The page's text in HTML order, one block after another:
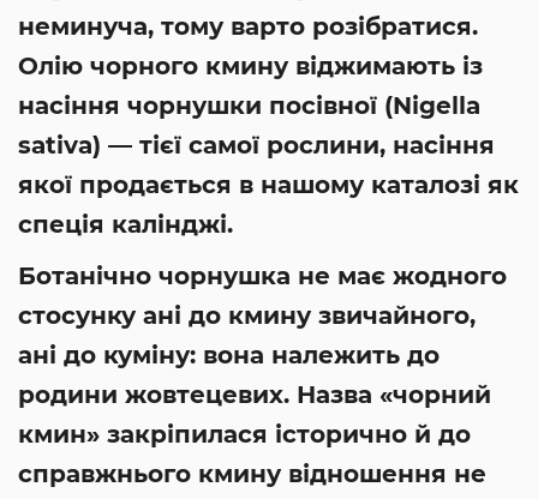
неминуча, тому варто розібратися.
Олію чорного кмину віджимають із
насіння чорнушки посівної (Nigella
sativa) — тієї самої рослини, насіння
якої продається в нашому каталозі як
спеція калінджі.
Ботанічно чорнушка не має жодного
стосунку ані до кмину звичайного,
ані до куміну: вона належить до
родини жовтецевих. Назва «чорний
кмин» закріпилася історично й до
справжнього кмину відношення не